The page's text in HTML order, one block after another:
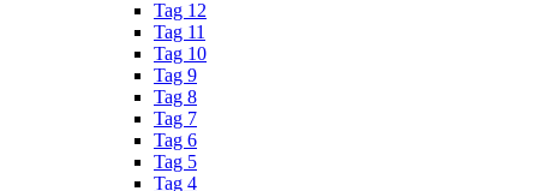
Tag 12
Tag 11
Tag 10
Tag 9
Tag 8
Tag 7
Tag 6
Tag 5
Tag 4